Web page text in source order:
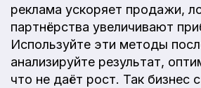
реклама ускоряет продажи,
партнёрства увеличивают
Используйте эти методы
анализируйте результат,
что не даёт рост. Так бизнес